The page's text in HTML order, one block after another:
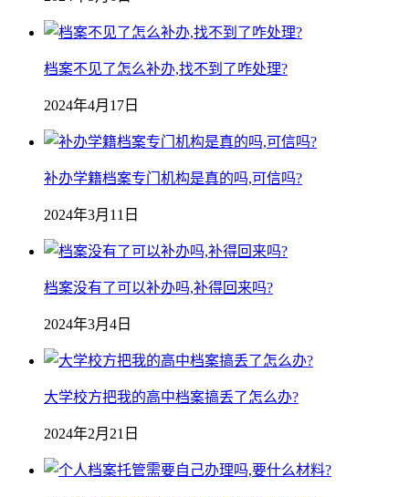
档案不见了怎么补办,找不到了咋处理?
2024年4月17日
补办学籍档案专门机构是真的吗,可信吗?
2024年3月11日
档案没有了可以补办吗,补得回来吗?
2024年3月4日
大学校方把我的高中档案搞丢了怎么办?
2024年2月21日